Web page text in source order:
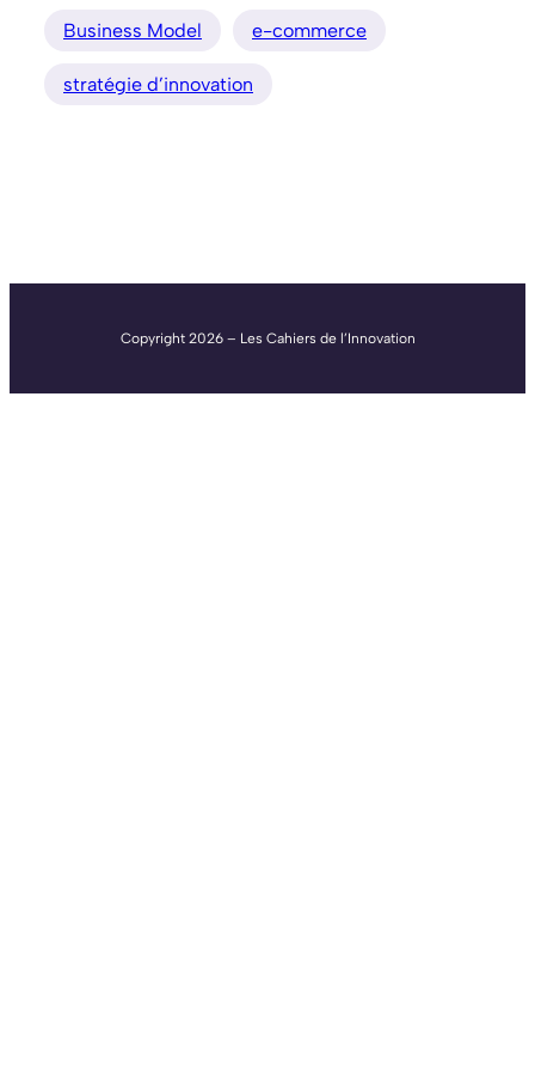
Business Model
e-commerce
stratégie d’innovation
Copyright 2026 – Les Cahiers de l’Innovation